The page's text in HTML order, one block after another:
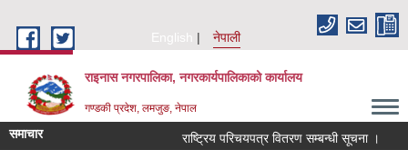
English
नेपाली
राइनास नगरपालिका, नगरकार्यपालिकाको कार्यालय
गण्डकी प्रदेश, लमजुङ, नेपाल
समाचार राष्ट्रिय परिचयपत्र वितरण सम्बन्धी सूचना ।